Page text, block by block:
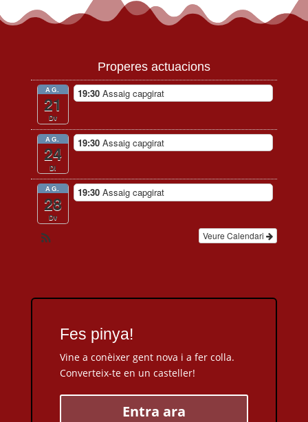
Properes actuacions
AG.
21
Dv
19:30Assaig capgirat
AG.
24
Dl
19:30Assaig capgirat
AG.
28
Dv
19:30Assaig capgirat
Veure Calendari
Fes pinya!
Vine a conèixer gent nova i a fer colla.
Converteix-te en un casteller!
Entra ara